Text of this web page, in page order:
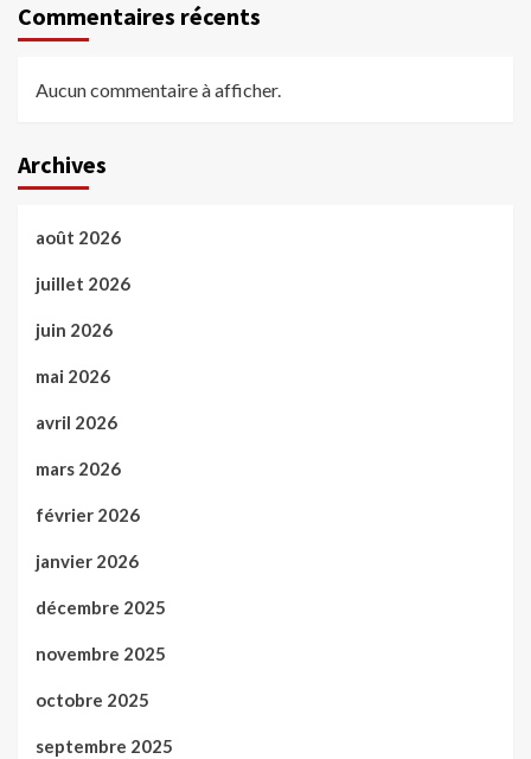
Commentaires récents
Aucun commentaire à afficher.
Archives
août 2026
juillet 2026
juin 2026
mai 2026
avril 2026
mars 2026
février 2026
janvier 2026
décembre 2025
novembre 2025
octobre 2025
septembre 2025